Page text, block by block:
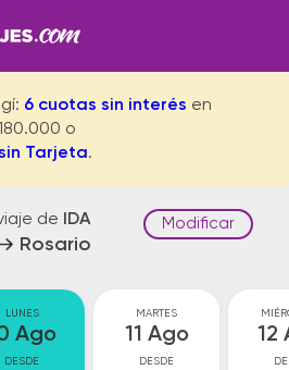
6 cuotas sin interés en
o
Tarjeta.
de IDA
Rosario
Modificar
LUNES
Ago
DESDE
MARTES
11 Ago
DESDE
12